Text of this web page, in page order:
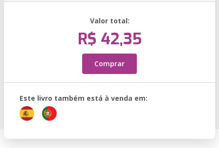
Valor total:
R$ 42,35
Comprar
Este livro também está à venda em: